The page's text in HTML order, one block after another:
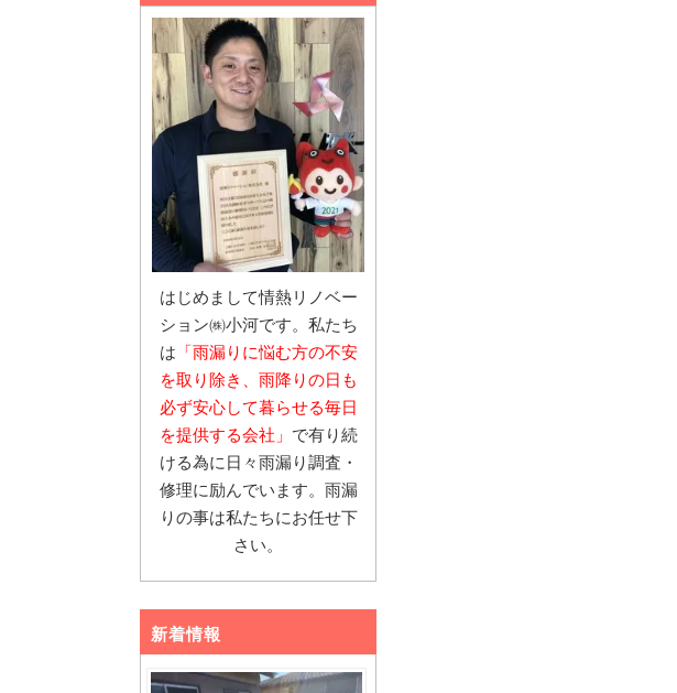
はじめまして情熱リノベー
ション㈱小河です。私たち
は 「雨漏りに悩む方の不安
を取り除き、雨降りの日も
必ず安心して暮らせる毎日
を提供する会社」 で有り続
ける為に日々雨漏り調査・
修理に励んでいます。雨漏
りの事は私たちにお任せ下
さい。
新着情報